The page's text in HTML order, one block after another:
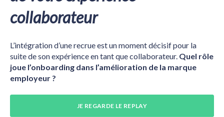
collaborateur
L’intégration d’une recrue est un moment décisif pour la
suite de son expérience en tant que collaborateur. Quel rôle
joue l’onboarding dans l’amélioration de la marque
employeur ?
JE REGARDE LE REPLAY